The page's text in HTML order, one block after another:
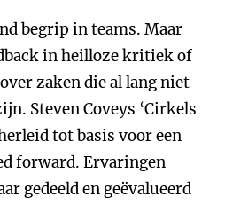
begrip in teams. Maar
in heilloze kritiek of
zaken die al lang niet
Steven Coveys ‘Cirkels
tot basis voor een
forward. Ervaringen
gedeeld en geëvalueerd